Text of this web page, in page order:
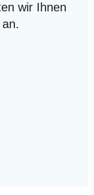
wir Ihnen